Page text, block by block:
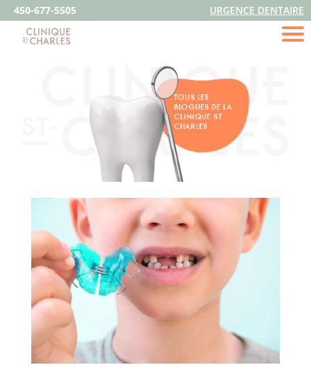
450-677-5505 URGENCE DENTAIRE
TOUS LES
BLOGUES DE LA
CLINIQUE ST
CHARLES